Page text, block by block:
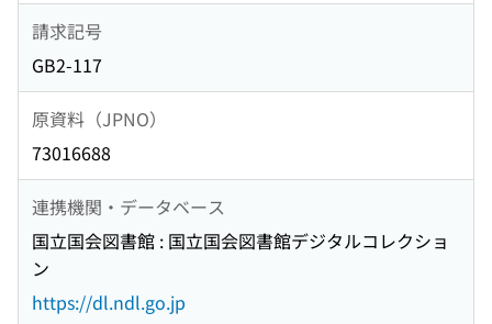
請求記号
GB2-117
原資料（JPNO）
73016688
連携機関・データベース
国立国会図書館 : 国立国会図書館デジタルコレクショ
ン
https://dl.ndl.go.jp